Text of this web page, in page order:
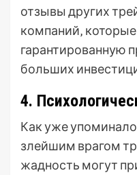
отзывы других
компаний‚
гарантированную
больших
4.
Как уже
злейшим врагом
жадность могут